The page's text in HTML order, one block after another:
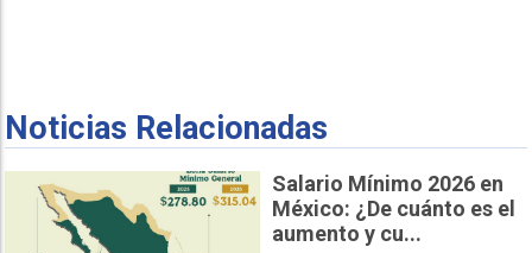
Noticias Relacionadas
Salario Mínimo 2026 en
México: ¿De cuánto es el
aumento y cu...